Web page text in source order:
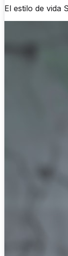
El estilo de vida